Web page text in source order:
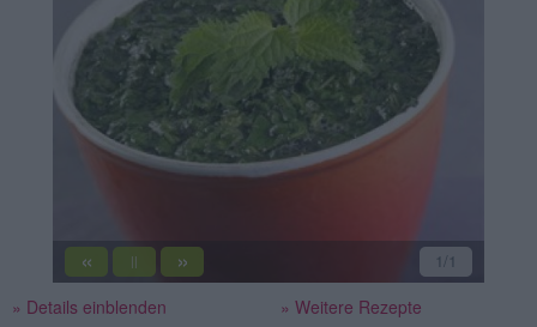
« || » 1 /1
» Details einblenden » Weitere Rezepte